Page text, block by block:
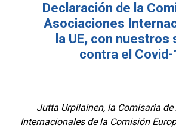
Declaración de la
Asociaciones
la UE, con nuestros
contra el Covid-
Jutta Urpilainen, la Comisaria
Internacionales de la Comisión